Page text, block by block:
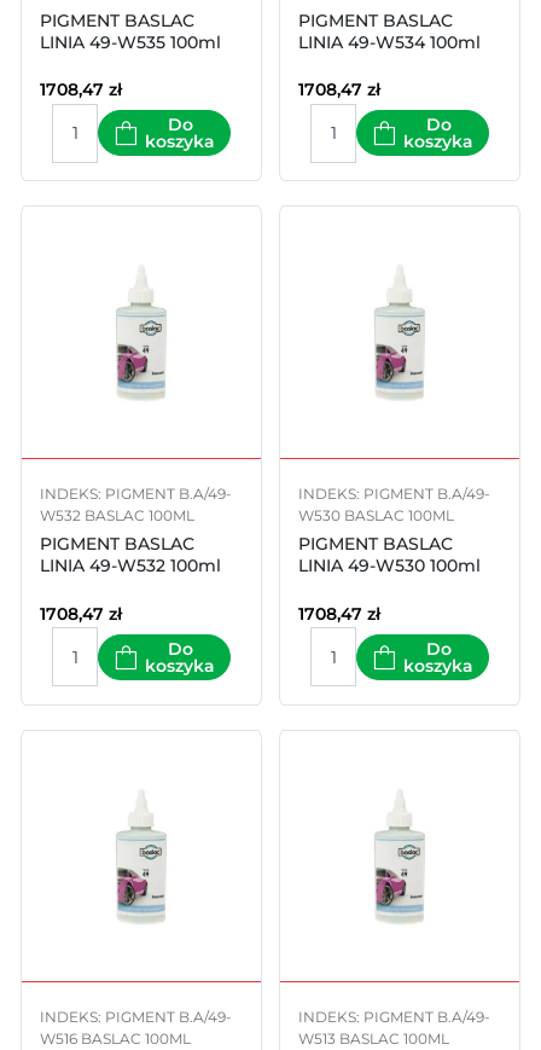
PIGMENT BASLAC
LINIA 49-W535 100ml
1708,47 zł
Do
koszyka
PIGMENT BASLAC
LINIA 49-W534 100ml
1708,47 zł
Do
koszyka
INDEKS: PIGMENT B.A/49-
W532 BASLAC 100ML
PIGMENT BASLAC
LINIA 49-W532 100ml
1708,47 zł
Do
koszyka
INDEKS: PIGMENT B.A/49-
W530 BASLAC 100ML
PIGMENT BASLAC
LINIA 49-W530 100ml
1708,47 zł
Do
koszyka
INDEKS: PIGMENT B.A/49-
W516 BASLAC 100ML
INDEKS: PIGMENT B.A/49-
W513 BASLAC 100ML